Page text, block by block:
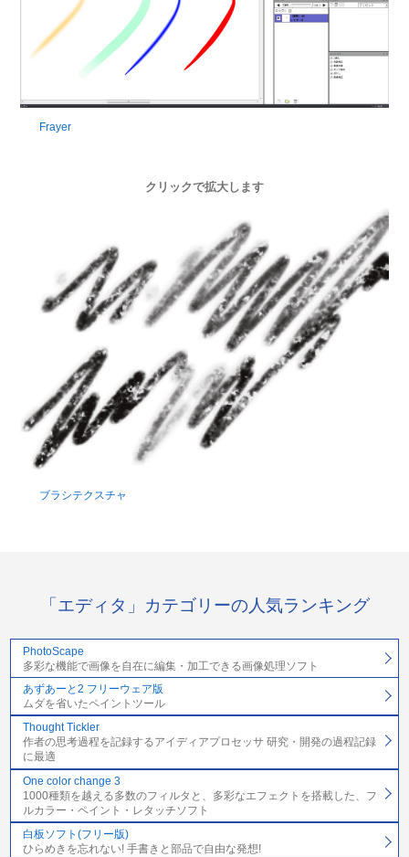
Frayer
クリックで拡大します
ブラシテクスチャ
「エディタ」カテゴリーの人気ランキング
PhotoScape
多彩な機能で画像を自在に編集・加工できる画像処理ソフト
あずあーと2 フリーウェア版
ムダを省いたペイントツール
Thought Tickler
作者の思考過程を記録するアイディアプロセッサ 研究・開発の過程記録
に最適
One color change 3
1000種類を越える多数のフィルタと、多彩なエフェクトを搭載した、フ
ルカラー・ペイント・レタッチソフト
白板ソフト(フリー版)
ひらめきを忘れない! 手書きと部品で自由な発想!